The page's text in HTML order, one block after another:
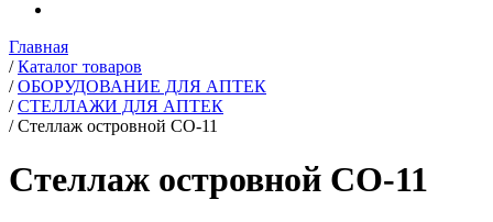
Главная
/ Каталог товаров
/ ОБОРУДОВАНИЕ ДЛЯ АПТЕК
/ СТЕЛЛАЖИ ДЛЯ АПТЕК
/ Стеллаж островной CO-11
Стеллаж островной CO-11